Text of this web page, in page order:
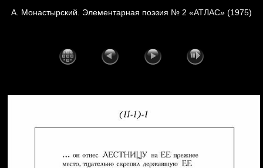
А. Монастырский. Элементарная поэзия № 2 «АТЛАС» (1975)